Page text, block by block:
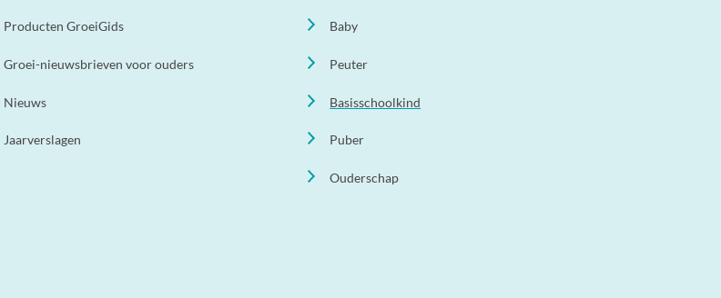
Producten GroeiGids
Groei-nieuwsbrieven voor ouders
Nieuws
Jaarverslagen
Baby
Peuter
Basisschoolkind
Puber
Ouderschap